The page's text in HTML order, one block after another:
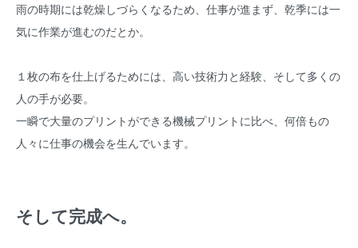
雨の時期には乾燥しづらくなるため、仕事が進まず、乾季には一
気に作業が進むのだとか。
１枚の布を仕上げるためには、高い技術力と経験、そして多くの
人の手が必要。
一瞬で大量のプリントができる機械プリントに比べ、何倍もの
人々に仕事の機会を生んでいます。
そして完成へ。